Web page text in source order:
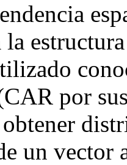
la
por
un vector